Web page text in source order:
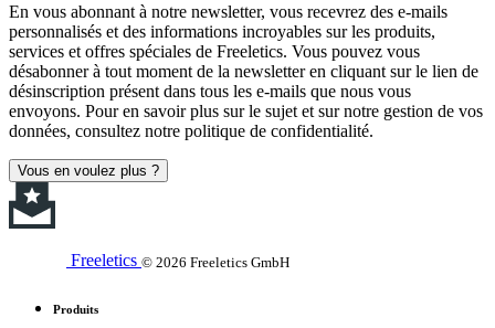
En vous abonnant à notre newsletter, vous recevrez des e-mails
personnalisés et des informations incroyables sur les produits,
services et offres spéciales de Freeletics. Vous pouvez vous
désabonner à tout moment de la newsletter en cliquant sur le lien de
désinscription présent dans tous les e-mails que nous vous
envoyons. Pour en savoir plus sur le sujet et sur notre gestion de vos
données, consultez notre politique de confidentialité.
Vous en voulez plus ?
Freeletics © 2026 Freeletics GmbH
Produits